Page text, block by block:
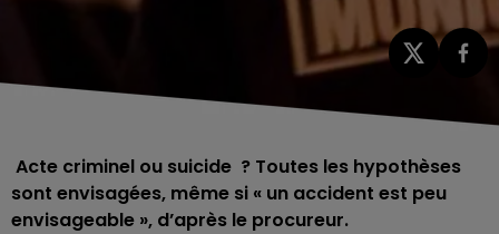
Acte criminel ou suicide ? Toutes les hypothèses
sont envisagées, même si « un accident est peu
envisageable », d’après le procureur.